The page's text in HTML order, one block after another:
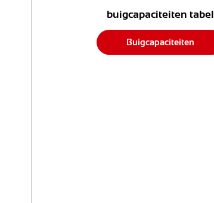
buigcapaciteiten tabel
Buigcapaciteiten